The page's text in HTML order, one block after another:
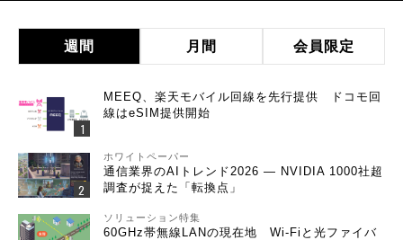
週間 月間 会員限定
MEEQ、楽天モバイル回線を先行提供 ドコモ回
線はeSIM提供開始
ホワイトペーパー
通信業界のAIトレンド2026 ― NVIDIA 1000社超
調査が捉えた「転換点」
ソリューション特集
60GHz帯無線LANの現在地 Wi-Fiと光ファイバ